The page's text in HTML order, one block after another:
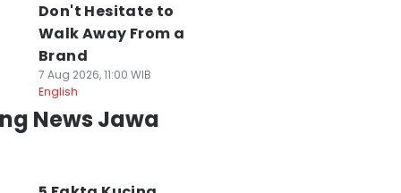
Don't Hesitate to
Walk Away From a
Brand
7 Aug 2026, 11:00 WIB
English
News Jawa